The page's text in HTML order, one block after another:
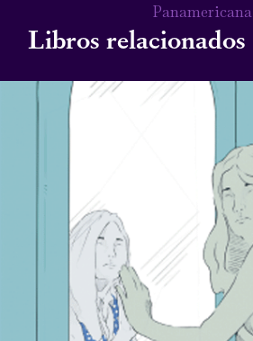
Panamericana
Libros relacionados